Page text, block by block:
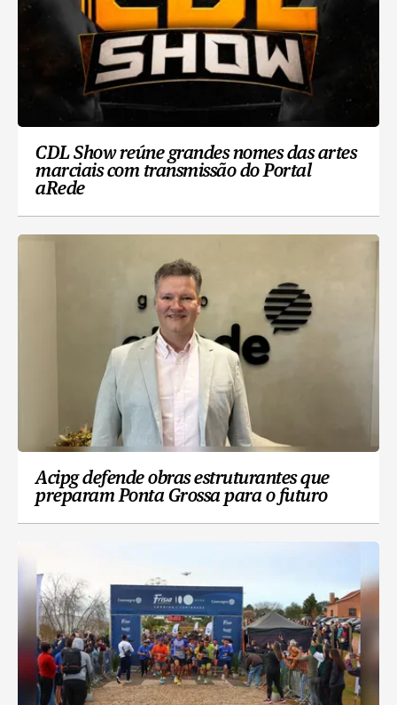
CDL Show reúne grandes nomes das artes
marciais com transmissão do Portal
aRede
Acipg defende obras estruturantes que
preparam Ponta Grossa para o futuro